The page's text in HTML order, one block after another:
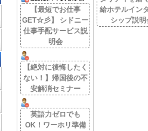
【最短でお仕事
GET☆彡】 シドニー
仕事手配サービス説
明会
【絶対に後悔したく
ない！】帰国後の不
安解消セミナー
英語力ゼロでも
OK！ワーホリ準備
給ホテルイン
シップ説明